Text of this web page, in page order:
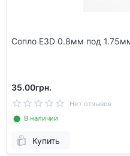
Сопло E3D 0.8мм под
35.00грн.
Нет отзывов
⬤ В наличии
Купить